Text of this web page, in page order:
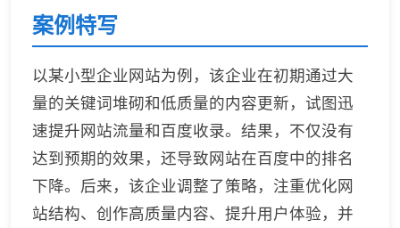
案例特写
以某小型企业网站为例，该企业在初期通过大
量的关键词堆砌和低质量的内容更新，试图迅
速提升网站流量和百度收录。结果，不仅没有
达到预期的效果，还导致网站在百度中的排名
下降。后来，该企业调整了策略，注重优化网
站结构、创作高质量内容、提升用户体验，并